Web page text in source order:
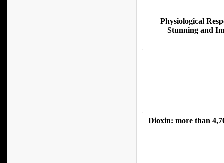
Physiological
Stunning and
Dioxin: more than